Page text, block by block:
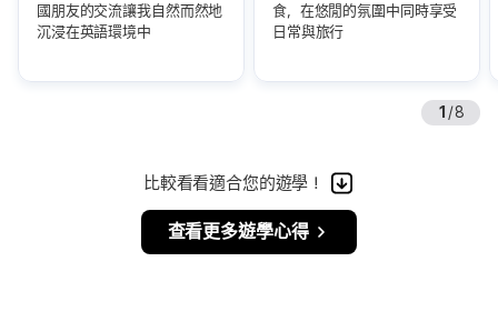
1 /8
國朋友的交流讓我自然而然地
沉浸在英語環境中
食，在悠閒的氛圍中同時享受
日常與旅行
比較看看適合您的遊學！
查看更多遊學心得